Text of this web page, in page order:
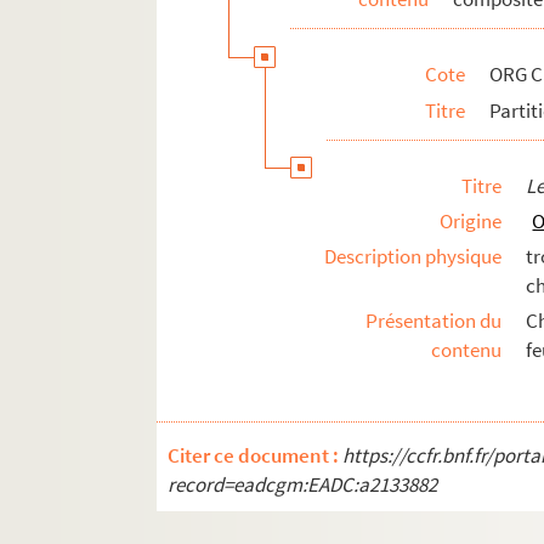
ORG C.22/1. Partitions de Verdalle,
ORG C.22/1. Partitions de Verdun,
ORG C.22/1. Partitions de Verlor,
ORG C.22/1. Partitions de Verni, F.
ORG C.22/1. Partitions de Vic,
ORG C.22/1. Partitions de Vieillot,
ORG C.22/1. Partitions de Villard,
ORG C.22/1. Partitions de
ORG C.22/1. Partitions de Vincent,
ORG C.22/1. Partitions de Vlad,
ORG C.23/1. Partitions de Wachs, F.
ORG C.23/1. Partitions de Wagner,
ORG C.23/1. Partitions de Waïss,
Cote
ORG
Titre
Titre
Origine
Description physique
Présentation du
contenu
Citer ce document : https://ccfr.bnf.fr/
record=eadcgm:EADC:a2133882